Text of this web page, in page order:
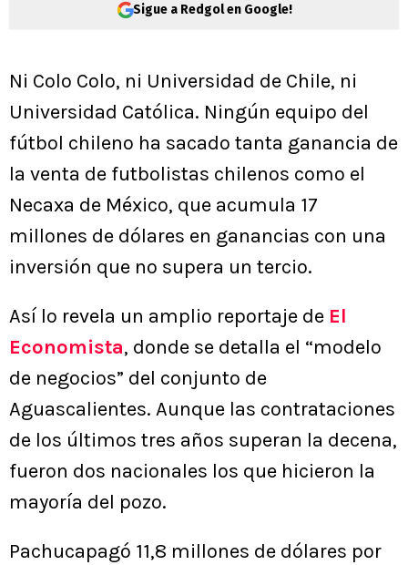
Sigue a Redgol en Google!
Ni Colo Colo, ni Universidad de Chile, ni
Universidad Católica. Ningún equipo del
fútbol chileno ha sacado tanta ganancia de
la venta de futbolistas chilenos como el
Necaxa de México, que acumula 17
millones de dólares en ganancias con una
inversión que no supera un tercio.
Así lo revela un amplio reportaje de El
Economista, donde se detalla el “modelo
de negocios” del conjunto de
Aguascalientes. Aunque las contrataciones
de los últimos tres años superan la decena,
fueron dos nacionales los que hicieron la
mayoría del pozo.
Pachucapagó 11,8 millones de dólares por